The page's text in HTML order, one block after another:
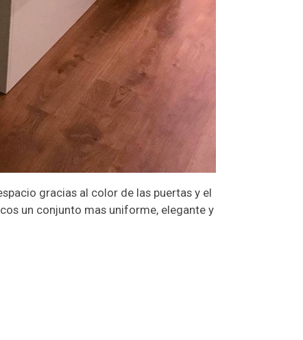
gracias al color de las puertas y el
un conjunto mas uniforme, elegante y